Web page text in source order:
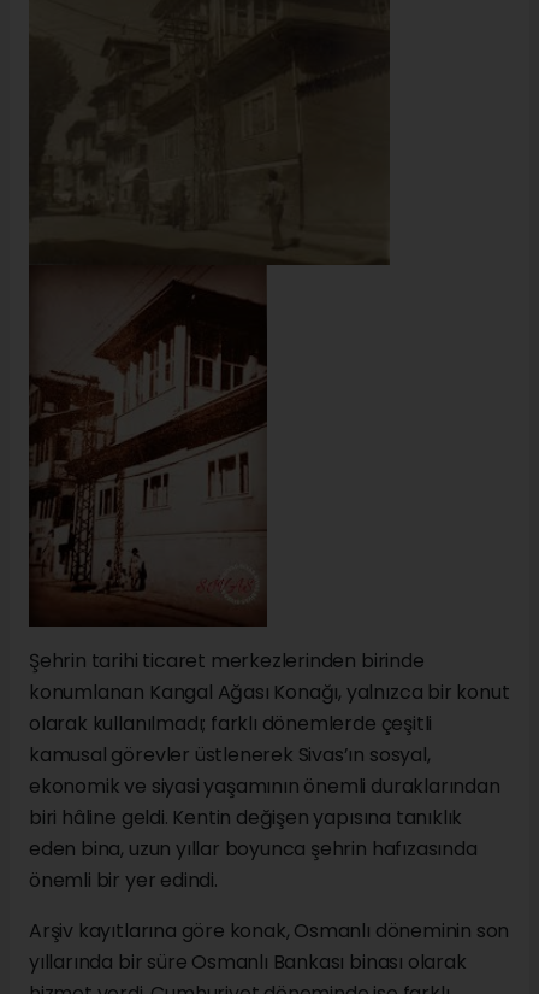
Şehrin tarihi ticaret merkezlerinden birinde
konumlanan Kangal Ağası Konağı, yalnızca bir konut
olarak kullanılmadı; farklı dönemlerde çeşitli
kamusal görevler üstlenerek Sivas’ın sosyal,
ekonomik ve siyasi yaşamının önemli duraklarından
biri hâline geldi. Kentin değişen yapısına tanıklık
eden bina, uzun yıllar boyunca şehrin hafızasında
önemli bir yer edindi.
Arşiv kayıtlarına göre konak, Osmanlı döneminin son
yıllarında bir süre Osmanlı Bankası binası olarak